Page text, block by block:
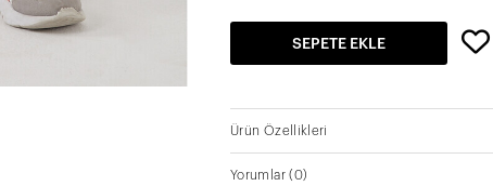
SEPETE EKLE
Ürün Özellikleri
Yorumlar(0)